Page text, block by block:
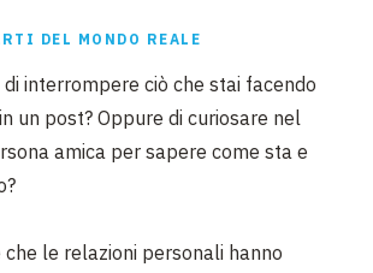
DEL MONDO REALE
interrompere ciò che stai facendo
un post? Oppure di curiosare nel
amica per sapere come sta e
le relazioni personali hanno